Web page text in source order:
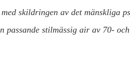
skildringen av det mänskliga
passande stilmässig air av 70-